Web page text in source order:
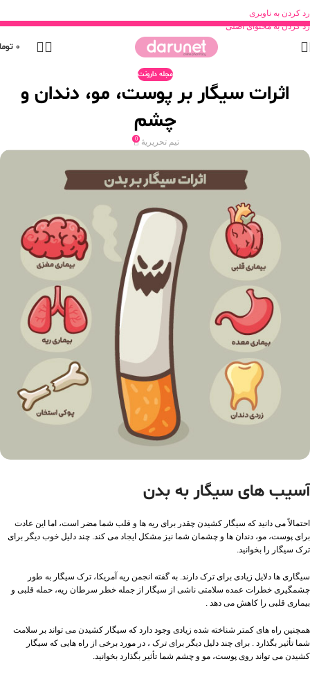
رد کردن به ناوبری
رد کردن به محتوای اصلی
0
مجله دارونت
اثرات سیگار بر پوست، مو، دندان و
چشم
تیم تحریریۀ 0
آسیب های سیگار به بدن
احتمالاً می دانید که سیگار کشیدن چقدر برای ریه ها و قلب شما مضر است، اما این عادت
برای پوست، مو، دندان ها و چشمان شما نیز مشکل ایجاد می کند. چند دلیل خوب دیگر برای
ترک سیگار را بخوانید.
سیگاری ها دلایل زیادی برای ترک دارند. به گفته انجمن ریه آمریکا، ترک سیگار به طور
چشمگیری خطرات عمده سلامتی ناشی از سیگار از جمله خطر سرطان ریه، حمله قلبی و
بیماری قلبی را کاهش می دهد .
همچنین راه های کمتر شناخته شده زیادی وجود دارد که سیگار کشیدن می تواند بر سلامت
شما تأثیر بگذارد . برای چند دلیل دیگر برای ترک ، در مورد برخی از راه هایی که سیگار
کشیدن می تواند روی پوست، مو و چشم شما تأثیر بگذارد بخوانید.